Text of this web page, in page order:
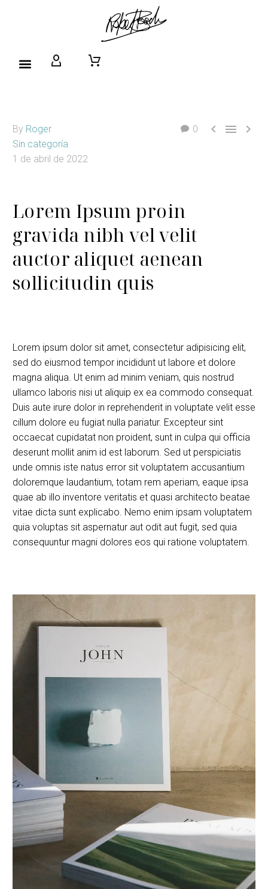
0   
By Roger
Sin categoría
1 de abril de 2022
Lorem Ipsum proin
gravida nibh vel velit
auctor aliquet aenean
sollicitudin quis
Lorem ipsum dolor sit amet, consectetur adipisicing elit,
sed do eiusmod tempor incididunt ut labore et dolore
magna aliqua. Ut enim ad minim veniam, quis nostrud
ullamco laboris nisi ut aliquip ex ea commodo consequat.
Duis aute irure dolor in reprehenderit in voluptate velit esse
cillum dolore eu fugiat nulla pariatur. Excepteur sint
occaecat cupidatat non proident, sunt in culpa qui officia
deserunt mollit anim id est laborum. Sed ut perspiciatis
unde omnis iste natus error sit voluptatem accusantium
doloremque laudantium, totam rem aperiam, eaque ipsa
quae ab illo inventore veritatis et quasi architecto beatae
vitae dicta sunt explicabo. Nemo enim ipsam voluptatem
quia voluptas sit aspernatur aut odit aut fugit, sed quia
consequuntur magni dolores eos qui ratione voluptatem.